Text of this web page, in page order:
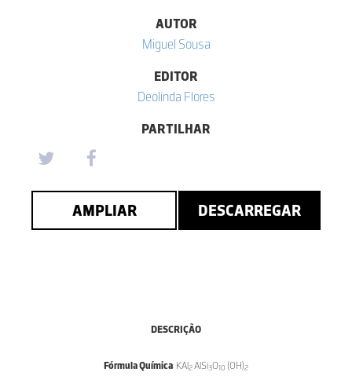
AUTOR
Miguel Sousa
EDITOR
Deolinda Flores
PARTILHAR
AMPLIAR DESCARREGAR
DESCRIÇÃO
Fórmula Química: KAl2 AlSi3O10 (OH)2